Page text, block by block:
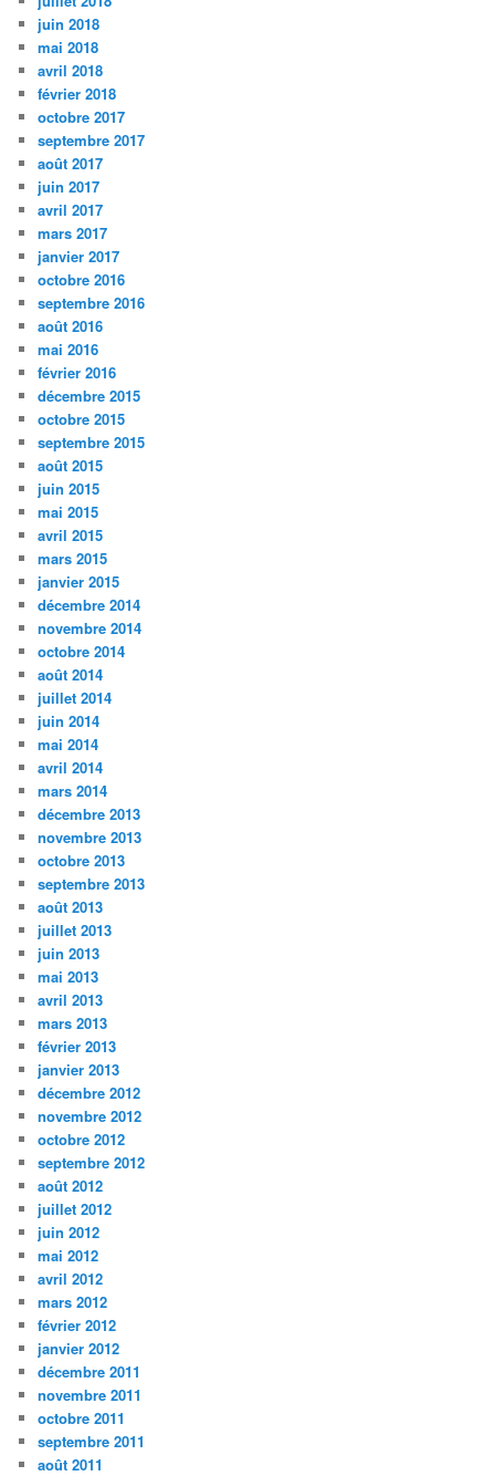
juin 2018
mai 2018
avril 2018
février 2018
octobre 2017
septembre 2017
août 2017
juin 2017
avril 2017
mars 2017
janvier 2017
octobre 2016
septembre 2016
août 2016
mai 2016
février 2016
décembre 2015
octobre 2015
septembre 2015
août 2015
juin 2015
mai 2015
avril 2015
mars 2015
janvier 2015
décembre 2014
novembre 2014
octobre 2014
août 2014
juillet 2014
juin 2014
mai 2014
avril 2014
mars 2014
décembre 2013
novembre 2013
octobre 2013
septembre 2013
août 2013
juillet 2013
juin 2013
mai 2013
avril 2013
mars 2013
février 2013
janvier 2013
décembre 2012
novembre 2012
octobre 2012
septembre 2012
août 2012
juillet 2012
juin 2012
mai 2012
avril 2012
mars 2012
février 2012
janvier 2012
décembre 2011
novembre 2011
octobre 2011
septembre 2011
août 2011